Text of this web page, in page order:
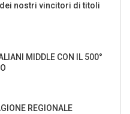
nostri vincitori di titoli
MIDDLE CON IL 500°
REGIONALE